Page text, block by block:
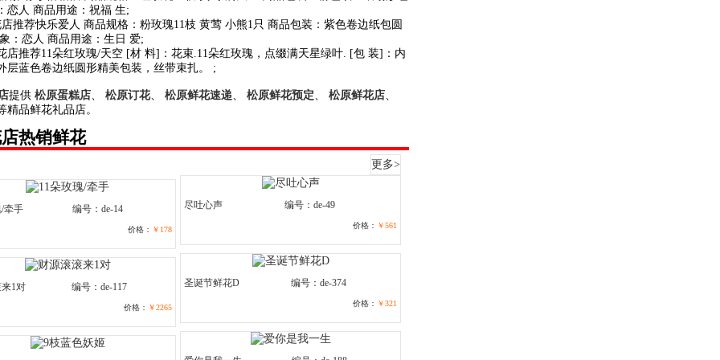
恋人 商品用途：祝福 生;
推荐快乐爱人 商品规格：粉玫瑰11枝 黄莺 小熊1只 商品包装：紫色卷边纸包圆
：恋人 商品用途：生日 爱;
店推荐11朵红玫瑰/天空 [材 料]：花束.11朵红玫瑰，点缀满天星绿叶. [包 装]：内
层蓝色卷边纸圆形精美包装，丝带束扎。 ;
提供 松原蛋糕店、 松原订花、 松原鲜花速递、 松原鲜花预定、 松原鲜花店、
精品鲜花礼品店。
热销鲜花
更多>
牵手 编号：de-14
价格： ￥178
尽吐心声 编号：de-49
价格： ￥561
1对 编号：de-117
价格： ￥2265
圣诞节鲜花D 编号：de-374
价格： ￥321